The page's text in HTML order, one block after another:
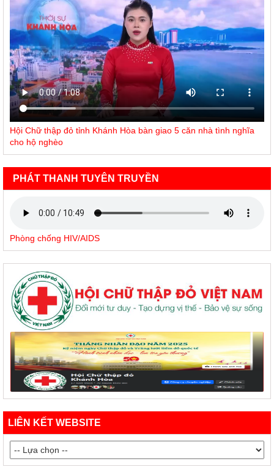
Hội Chữ thập đỏ tỉnh Khánh Hòa bàn giao 5 căn nhà tình nghĩa
cho hộ nghèo
PHÁT THANH TUYÊN TRUYỀN
Phòng chống HIV/AIDS
LIÊN KẾT WEBSITE